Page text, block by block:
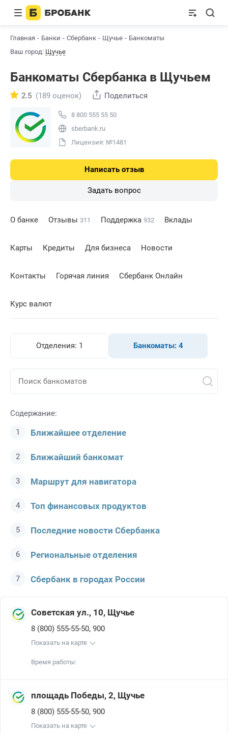
Главная Банки Сбербанк Щучье
Банкоматы
Ваш город: Щучье
Банкоматы Сбербанкa в Щучьем
8 800 555 55 50
sberbank.ru
Лицензия: №1481
2.5 (189 оценок) Поделиться
Написать отзыв
Задать вопрос
О банке Отзывы 311 Поддержка 932 Вклады
Карты Кредиты Для бизнеса Новости
Контакты Горячая линия Сбербанк Онлайн
Курс валют
Отделения: 1 Банкоматы: 4
Содержание:
Ближайшее отделение
Ближайший банкомат
Маршрут для навигатора
Топ финансовых продуктов
Последние новости Сбербанкa
Региональные отделения
Сбербанк в городах России
Советская ул., 10, Щучье
8 (800) 555-55-50, 900
Показать на карте
Время работы:
площадь Победы, 2, Щучье
8 (800) 555-55-50, 900
Показать на карте